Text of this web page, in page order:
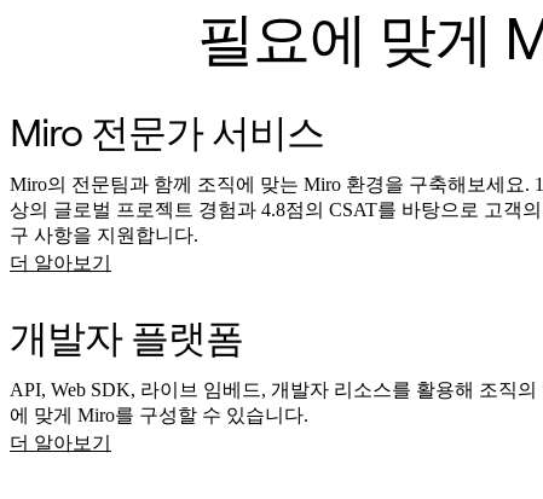
필요에 맞게
Miro 전문가 서비스
Miro의 전문팀과 함께 조직에 맞는 Miro 환경을 구축해보세요.
상의 글로벌 프로젝트 경험과 4.8점의 CSAT를 바탕으로 고객
구 사항을 지원합니다.
더 알아보기
개발자 플랫폼
API, Web SDK, 라이브 임베드, 개발자 리소스를 활용해 조직의
에 맞게 Miro를 구성할 수 있습니다.
더 알아보기